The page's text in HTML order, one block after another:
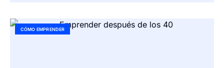
CÓMO EMPRENDER